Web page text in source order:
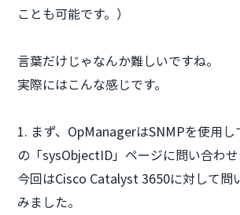
ことも可能です。）
言葉だけじゃなんか難しいですね。
実際にはこんな感じです。
1. まず、OpManagerはSNMPを使用し
の「sysObjectID」ページに問い合わせ
今回はCisco Catalyst 3650に対して問
みました。